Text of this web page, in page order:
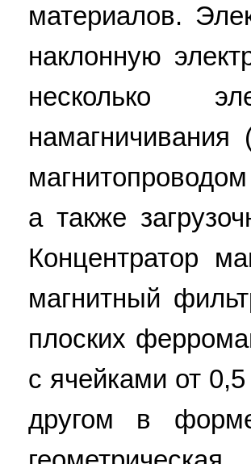
материалов.
наклонную
несколько
а также
Концентратор
магнитный
плоских
с ячейками от
другом в